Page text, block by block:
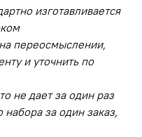
изготавливается
переосмыслении,
и уточнить по
не дает за один раз
набора за один заказ,